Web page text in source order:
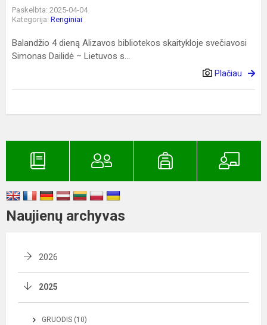
Paskelbta: 2025-04-04
Kategorija: Renginiai
Balandžio 4 dieną Alizavos bibliotekos skaitykloje svečiavosi
Simonas Dailidė – Lietuvos s...
Plačiau
Naujienų archyvas
2026
2025
GRUODIS (10)